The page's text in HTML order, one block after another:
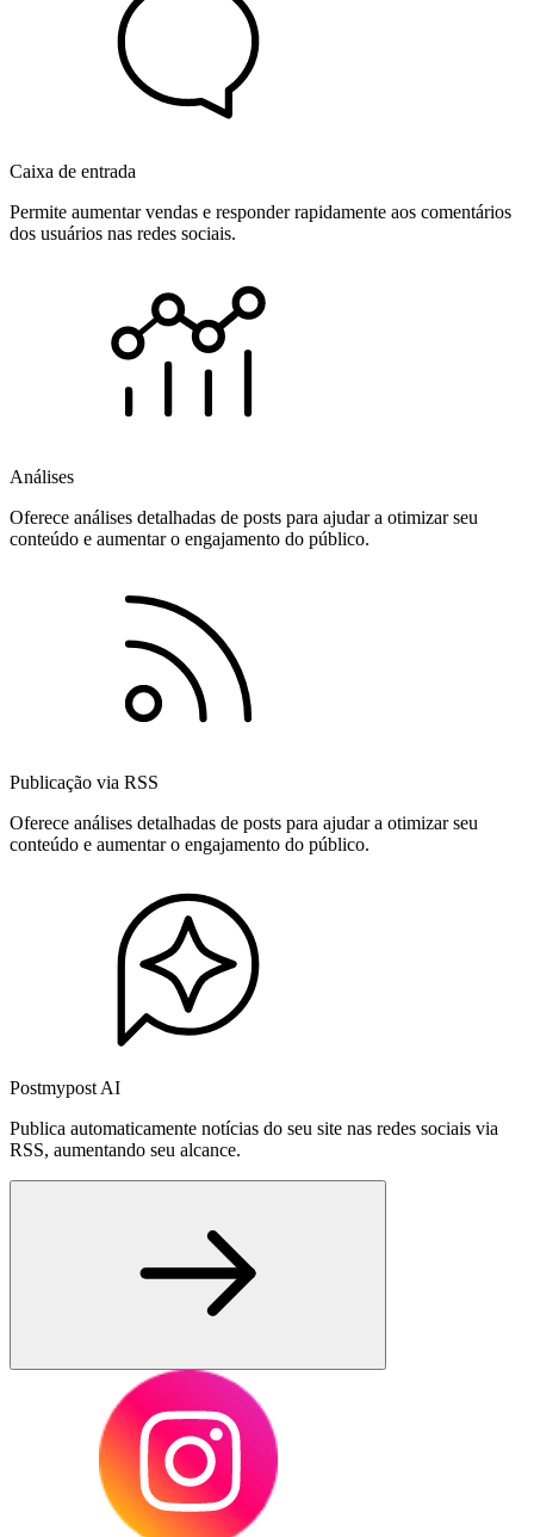
Caixa de entrada
Permite aumentar vendas e responder rapidamente aos comentários
dos usuários nas redes sociais.
Análises
Oferece análises detalhadas de posts para ajudar a otimizar seu
conteúdo e aumentar o engajamento do público.
Publicação via RSS
Oferece análises detalhadas de posts para ajudar a otimizar seu
conteúdo e aumentar o engajamento do público.
Postmypost AI
Publica automaticamente notícias do seu site nas redes sociais via
RSS, aumentando seu alcance.